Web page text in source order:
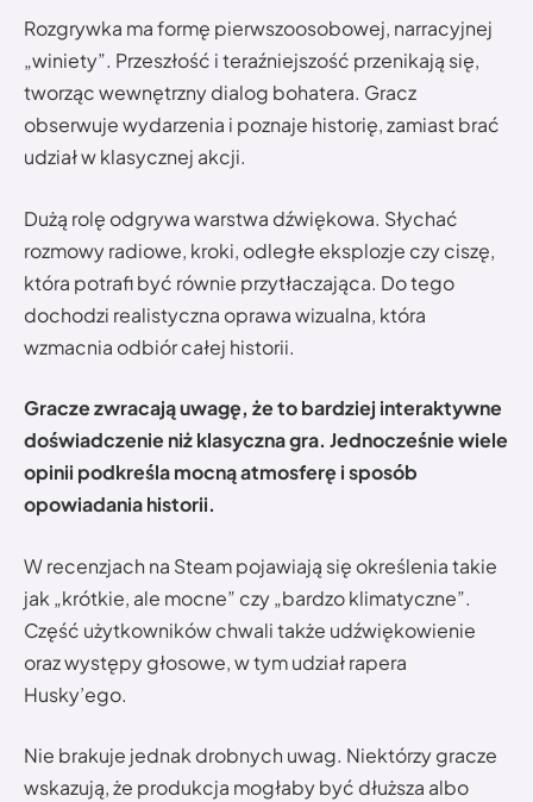
Rozgrywka ma formę pierwszoosobowej, narracyjnej
„winiety”. Przeszłość i teraźniejszość przenikają się,
tworząc wewnętrzny dialog bohatera. Gracz
obserwuje wydarzenia i poznaje historię, zamiast brać
udział w klasycznej akcji.
Dużą rolę odgrywa warstwa dźwiękowa. Słychać
rozmowy radiowe, kroki, odległe eksplozje czy ciszę,
która potrafi być równie przytłaczająca. Do tego
dochodzi realistyczna oprawa wizualna, która
wzmacnia odbiór całej historii.
Gracze zwracają uwagę, że to bardziej interaktywne
doświadczenie niż klasyczna gra. Jednocześnie wiele
opinii podkreśla mocną atmosferę i sposób
opowiadania historii.
W recenzjach na Steam pojawiają się określenia takie
jak „krótkie, ale mocne” czy „bardzo klimatyczne”.
Część użytkowników chwali także udźwiękowienie
oraz występy głosowe, w tym udział rapera
Husky’ego.
Nie brakuje jednak drobnych uwag. Niektórzy gracze
wskazują, że produkcja mogłaby być dłuższa albo